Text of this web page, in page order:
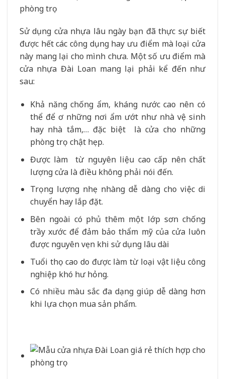
Sử dụng cửa nhựa lâu ngày bạn đã thực sự biết
được hết các công dụng hay ưu điểm mà loại cửa
này mang lại cho mình chưa. Một số ưu điểm mà
cửa nhựa Đài Loan mang lại phải kể đến như
sau:
Khả năng chống ẩm, kháng nước cao nên có
thể để ơ những nơi ẩm ướt như nhà vệ sinh
hay nhà tắm,… đặc biệt là cửa cho những
phòng trọ chật hẹp.
Được làm từ nguyên liệu cao cấp nên chất
lượng cửa là điều không phải nói đến.
Trọng lượng nhẹ nhàng dễ dàng cho việc di
chuyển hay lắp đặt.
Bên ngoài có phủ thêm một lớp sơn chống
trầy xước để đảm bảo thẩm mỹ của cửa luôn
được nguyên vẹn khi sử dụng lâu dài
Tuổi thọ cao do được làm từ loại vật liệu công
nghiệp khó hư hỏng.
Có nhiều màu sắc đa dạng giúp dễ dàng hơn
khi lựa chọn mua sản phẩm.